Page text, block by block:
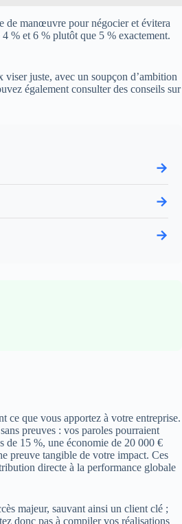
de manœuvre pour négocier et évitera
% et 6 % plutôt que 5 % exactement.
juste, avec un soupçon d’ambition
également consulter des conseils sur
→
→
→
ce que vous apportez à votre entreprise.
preuves : vos paroles pourraient
de 15 %, une économie de 20 000 €
preuve tangible de votre impact. Ces
directe à la performance globale
majeur, sauvant ainsi un client clé ;
donc pas à compiler vos réalisations